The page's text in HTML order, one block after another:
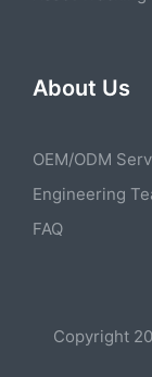
About Us
OEM/ODM
Engineering
FAQ
Copyright